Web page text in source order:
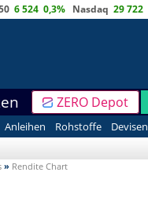
6 524 0,3% Nasdaq 29 722
ZERO Depot
Anleihen Rohstoffe Devisen
» Rendite Chart